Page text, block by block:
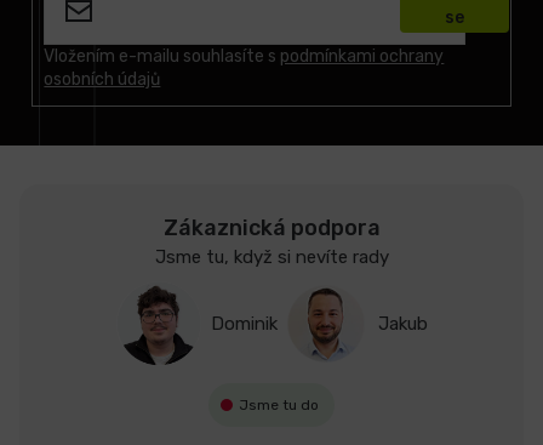
Vložením e-mailu souhlasíte s podmínkami ochrany
osobních údajů
se
Zákaznická podpora
Jsme tu, když si nevíte rady
Dominik Jakub
Jsme tu do